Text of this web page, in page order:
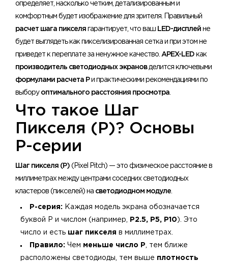
определяет, насколько четким, детализированным и
комфортным будет изображение для зрителя. Правильный
расчет шага пикселя гарантирует, что ваш LED-дисплей не
будет выглядеть как пикселизированная сетка и при этом не
приведет к переплате за ненужное качество. APEX-LED как
производитель светодиодных экрановделится ключевыми
формулами расчета Pи практическими рекомендациями по
выбору оптимального расстояния просмотра
Что такое Шаг
Пикселя (P)? Основы
P-серии
Шаг пикселя (P) (Pixel Pitch) — это физическое расстояние в
миллиметрах между центрами соседних светодиодных
кластеров (пикселей) на светодиодном модуле
P-серия: Каждая модель экрана обозначается
буквой P и числом (например, P2.5, P5, P10 ). Это
число и есть шаг пикселя в миллиметрах.
Правило: Чем меньше число P , тем ближе
расположены светодиоды, тем выше плотность